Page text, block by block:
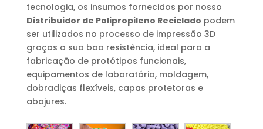
tecnologia, os insumos fornecidos por nosso
Distribuidor de Polipropileno Reciclado podem
ser utilizados no processo de impressão 3D
graças a sua boa resistência, ideal para a
fabricação de protótipos funcionais,
equipamentos de laboratório, moldagem,
dobradiças flexíveis, capas protetoras e
abajures.